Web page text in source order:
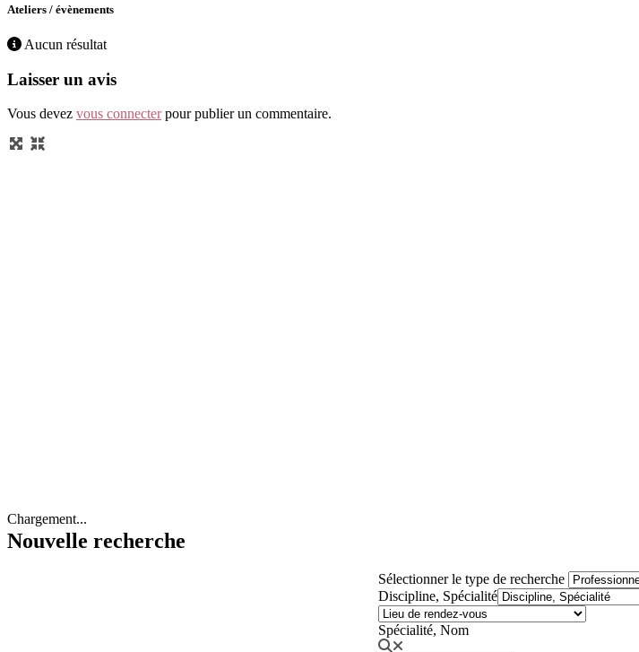
Ateliers / évènements
Aucun résultat
Laisser un avis
Vous devez vous connecterpour publier un commentaire.
Chargement...
Nouvelle recherche
Sélectionner le type de recherche
Discipline, Spécialité
Spécialité, Nom